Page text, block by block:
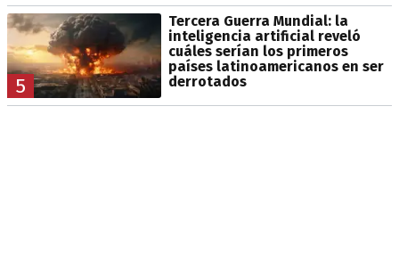
5
Tercera Guerra Mundial: la
inteligencia artificial reveló
cuáles serían los primeros
países latinoamericanos en ser
derrotados